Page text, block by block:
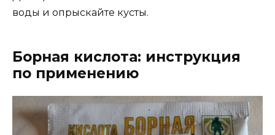
воды и опрыскайте кусты.
Борная кислота: инструкция
по применению